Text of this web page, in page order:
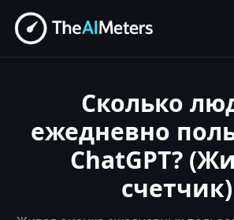
Сколько
ежедневно
ChatGPT?
счетчик)